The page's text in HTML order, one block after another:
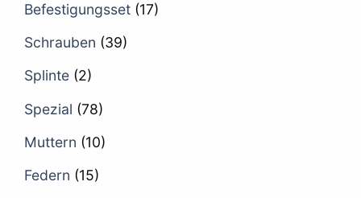
Befestigungsset (17)
Schrauben (39)
Splinte (2)
Spezial (78)
Muttern (10)
Federn (15)